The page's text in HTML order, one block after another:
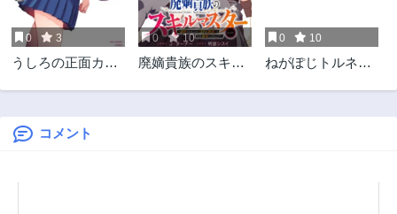
0 3
うしろの正面カム
0 10
廃嫡貴族のスキル
キル創造』で世界
0 10
ねがぽじトルネ～
コメント